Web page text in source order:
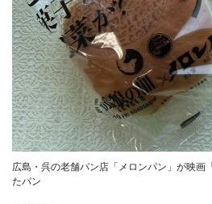
広島・呉の老舗パン店「メロンパン」が映画
たパン